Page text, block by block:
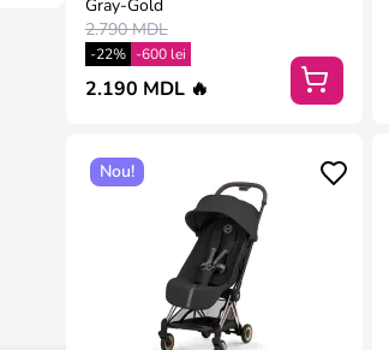
Gray-Gold
2.790 MDL
-22% -600 lei
2.190 MDL 🔥
Nou!